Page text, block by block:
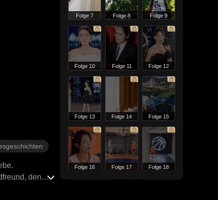
den
Folge 7 Folge 8 Folge 9
Folge 10 Folge 11 Folge 12
Folge 13 Folge 14 Folge 15
Folge 16 Folge 17 Folge 18